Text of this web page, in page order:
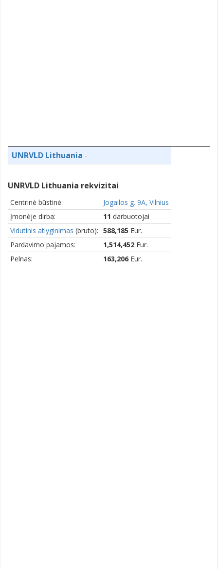
UNRVLD Lithuania -
UNRVLD Lithuania rekvizitai
Centrinė būstinė:
Jogailos g. 9A, Vilnius
Įmonėje dirba:
11 darbuotojai
Vidutinis atlyginimas (bruto): 588,185 Eur.
Pardavimo pajamos:
1,514,452 Eur.
Pelnas:
163,206 Eur.